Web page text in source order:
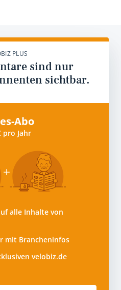
PLUS
sind nur
sichtbar.
Abo
pro Jahr
alle Inhalte von
mit Brancheninfos
velobiz.de